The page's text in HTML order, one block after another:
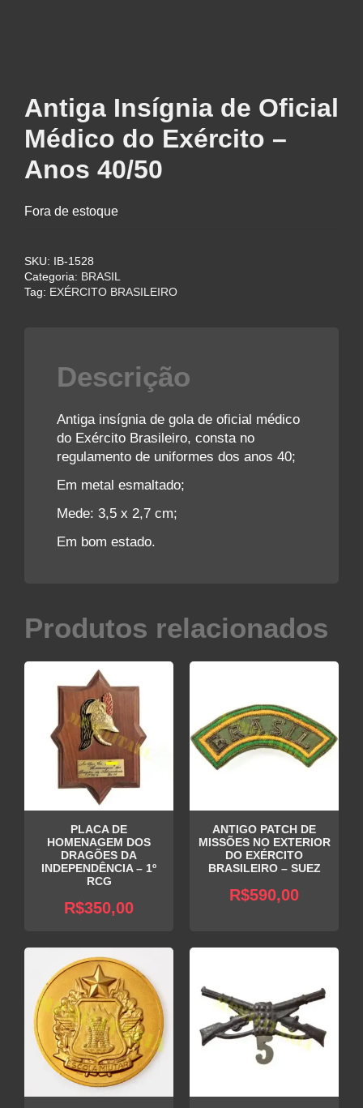
Antiga Insígnia de Oficial
Médico do Exército –
Anos 40/50
Fora de estoque
SKU:
IB-1528
Categoria: BRASIL
Tag: EXÉRCITO BRASILEIRO
Descrição
Antiga insígnia de gola de oficial médico
do Exército Brasileiro, consta no
regulamento de uniformes dos anos 40;
Em metal esmaltado;
Mede: 3,5 x 2,7 cm;
Em bom estado.
Produtos relacionados
PLACA DE
HOMENAGEM DOS
DRAGÕES DA
INDEPENDÊNCIA – 1º
RCG
R$350,00
ANTIGO PATCH DE
MISSÕES NO EXTERIOR
DO EXÉRCITO
BRASILEIRO – SUEZ
R$590,00